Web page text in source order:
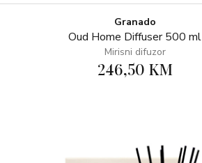
Granado
Oud Home Diffuser 500 ml
Mirisni difuzor
246,50 KM